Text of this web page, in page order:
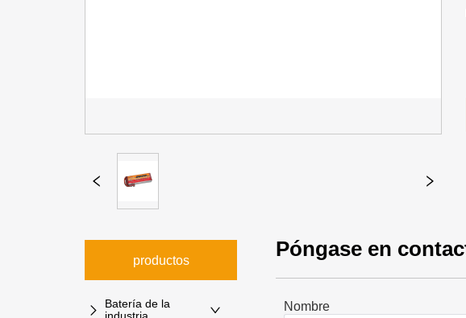
productos
Batería de la
Póngase en
Nombre